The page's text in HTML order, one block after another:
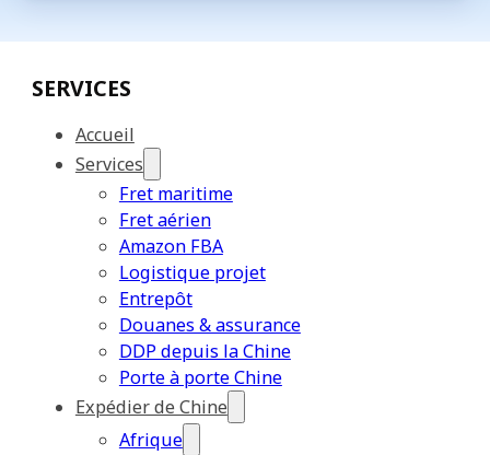
SERVICES
Accueil
Services
Fret maritime
Fret aérien
Amazon FBA
Logistique projet
Entrepôt
Douanes & assurance
DDP depuis la Chine
Porte à porte Chine
Expédier de Chine
Afrique